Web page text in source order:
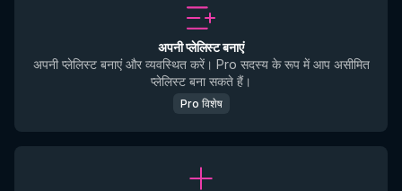
अपनी प्लेलिस्ट बनाएं
अपनी प्लेलिस्ट बनाएं और व्यवस्थित करें। Pro सदस्य के रूप में आप असीमित
प्लेलिस्ट बना सकते हैं।
Pro विशेष